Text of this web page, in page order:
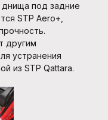
днища под задние
STP Aero+,
другим
устранения
из STP Qattara.